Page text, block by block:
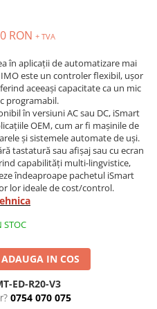
RON + TVA
în aplicații de automatizare mai
este un controler flexibil, ușor
aceeași capacitate ca un mic
programabil.
în versiuni AC sau DC, iSmart
OEM, cum ar fi mașinile de
și sistemele automate de uși.
tastatură sau afișaj sau cu ecran
capabilități multi-lingvistice,
îndeaproape pachetul iSmart
lor ideale de cost/control.
STOC
ADAUGA IN COS
ED-R20-V3
0754 070 075